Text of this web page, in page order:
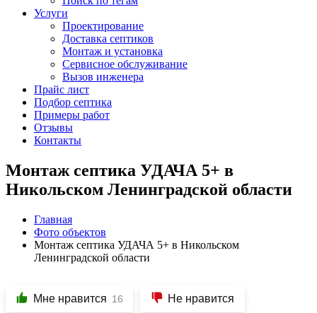
Услуги
Проектирование
Доставка септиков
Монтаж и установка
Сервисное обслуживание
Вызов инженера
Прайс лист
Подбор септика
Примеры работ
Отзывы
Контакты
Монтаж септика УДАЧА 5+ в
Никольском Ленинградской области
Главная
Фото объектов
Монтаж септика УДАЧА 5+ в Никольском
Ленинградской области
Мне нравится 16 Не нравится